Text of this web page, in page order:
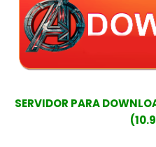
SERVIDOR PARA